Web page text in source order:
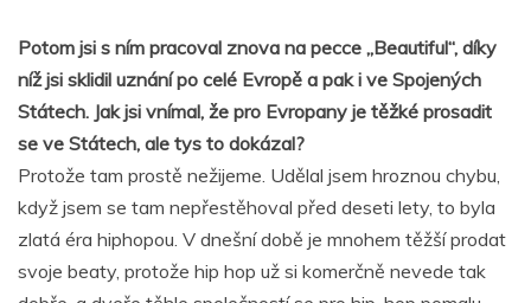
Potom jsi s ním pracoval znova na pecce „Beautiful“, díky
níž jsi sklidil uznání po celé Evropě a pak i ve Spojených
Státech. Jak jsi vnímal, že pro Evropany je těžké prosadit
se ve Státech, ale tys to dokázal?
Protože tam prostě nežijeme. Udělal jsem hroznou chybu,
když jsem se tam nepřestěhoval před deseti lety, to byla
zlatá éra hiphopou. V dnešní době je mnohem těžší prodat
svoje beaty, protože hip hop už si komerčně nevede tak